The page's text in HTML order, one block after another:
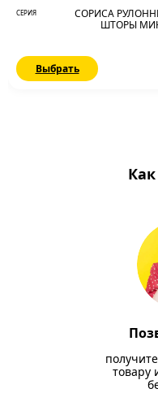
СЕРИЯ
СОРИСА
ШТОРЫ
Выбрать
товару